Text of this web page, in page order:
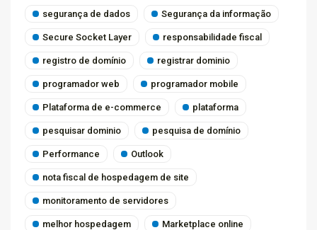
segurança de dados Segurança da informação
Secure Socket Layer responsabilidade fiscal
registro de domínio registrar dominio
programador web programador mobile
Plataforma de e-commerce plataforma
pesquisar dominio pesquisa de domínio
Performance Outlook
nota fiscal de hospedagem de site
monitoramento de servidores
melhor hospedagem Marketplace online